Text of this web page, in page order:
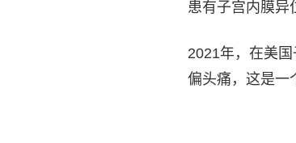
患有子宫内膜异
2021年，在美
偏头痛，这是一